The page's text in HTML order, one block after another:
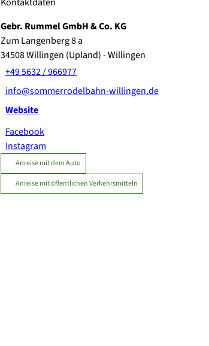
Gebr. Rummel GmbH & Co. KG
Zum Langenberg 8 a
34508Willingen (Upland)- Willingen
+49 5632 / 966977
info@sommerrodelbahn-willingen.de
Website
Facebook
Instagram
Anreise mit dem Auto
Anreise mit öffentlichen Verkehrsmitteln